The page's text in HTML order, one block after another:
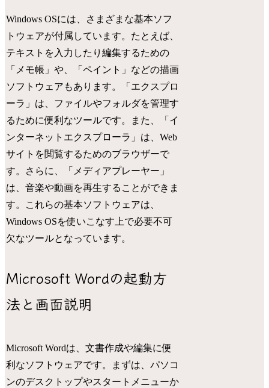
Windows OSには、さまざまな基本ソフ
トウェアが付属しています。たとえば、
テキストを入力したり編集するための
「メモ帳」や、「ペイント」などの描画
ソフトウェアもあります。「エクスプロ
ーラ」は、ファイルやフォルダを管理す
るために便利なツールです。また、「イ
ンターネットエクスプローラ」は、Web
サイトを閲覧するためのブラウザーで
す。さらに、「メディアプレーヤー」
は、音楽や動画を再生することができま
す。これらの基本ソフトウェアは、
Windows OSを使いこなす上で必要不可
欠なツールとなっています。
Microsoft Wordの起動方
法と画面説明
Microsoft Wordは、文書作成や編集に便
利なソフトウェアです。まずは、パソコ
ンのデスクトップやスタートメニューか